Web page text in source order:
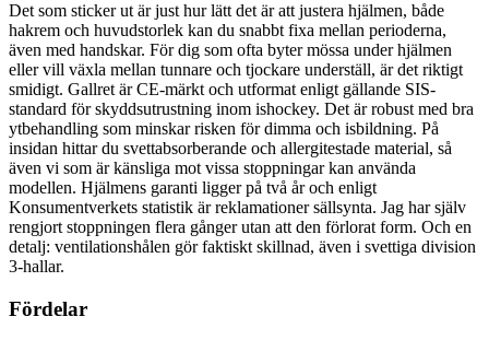
Det som sticker ut är just hur lätt det är att justera hjälmen, både
hakrem och huvudstorlek kan du snabbt fixa mellan perioderna,
även med handskar. För dig som ofta byter mössa under hjälmen
eller vill växla mellan tunnare och tjockare underställ, är det riktigt
smidigt. Gallret är CE-märkt och utformat enligt gällande SIS-
standard för skyddsutrustning inom ishockey. Det är robust med bra
ytbehandling som minskar risken för dimma och isbildning. På
insidan hittar du svettabsorberande och allergitestade material, så
även vi som är känsliga mot vissa stoppningar kan använda
modellen. Hjälmens garanti ligger på två år och enligt
Konsumentverkets statistik är reklamationer sällsynta. Jag har själv
rengjort stoppningen flera gånger utan att den förlorat form. Och en
detalj: ventilationshålen gör faktiskt skillnad, även i svettiga division
3-hallar.
Fördelar